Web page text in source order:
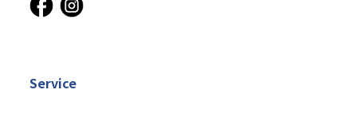
Service